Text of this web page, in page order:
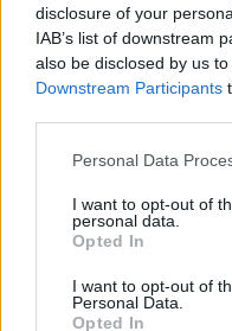
disclosure of your
IAB’s list of downstream
also be disclosed by us
Downstream Participants
Please note that this
not limited to your visit or
grant or deny consent to
use your data for below
consent section.
Personal Data
I want to opt-out of
personal data.
Opted In
I want to opt-out of
Personal Data.
Opted In